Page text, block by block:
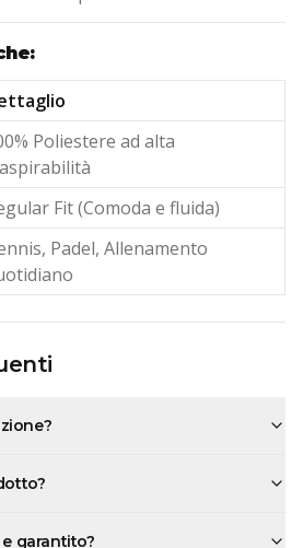
Poliestere ad alta
Fit (Comoda e fluida)
Padel, Allenamento
garantito?